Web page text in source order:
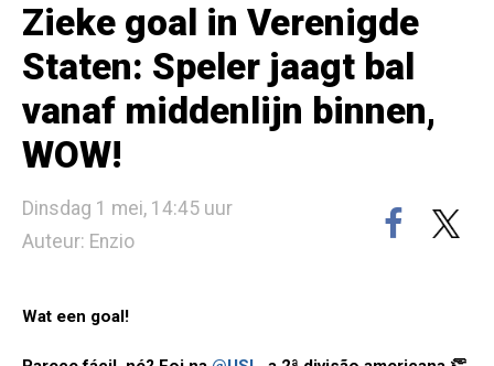
Zieke goal in Verenigde
Staten: Speler jaagt bal
vanaf middenlijn binnen,
WOW!
Dinsdag 1 mei, 14:45 uur
Auteur: Enzio
Wat een goal!